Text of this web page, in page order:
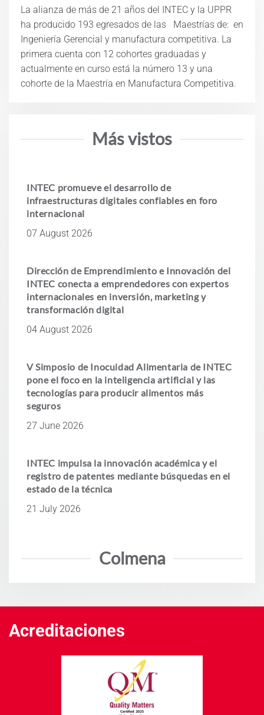
La alianza de más de 21 años del INTEC y la UPPR
ha producido 193 egresados de las Maestrías de: en
Ingeniería Gerencial y manufactura competitiva. La
primera cuenta con 12 cohortes graduadas y
actualmente en curso está la número 13 y una
cohorte de la Maestría en Manufactura Competitiva.
Más vistos
INTEC promueve el desarrollo de
infraestructuras digitales confiables en foro
internacional
07 August 2026
Dirección de Emprendimiento e Innovación del
INTEC conecta a emprendedores con expertos
internacionales en inversión, marketing y
transformación digital
04 August 2026
V Simposio de Inocuidad Alimentaria de INTEC
pone el foco en la inteligencia artificial y las
tecnologías para producir alimentos más
seguros
27 June 2026
INTEC impulsa la innovación académica y el
registro de patentes mediante búsquedas en el
estado de la técnica
21 July 2026
Colmena
Acreditaciones